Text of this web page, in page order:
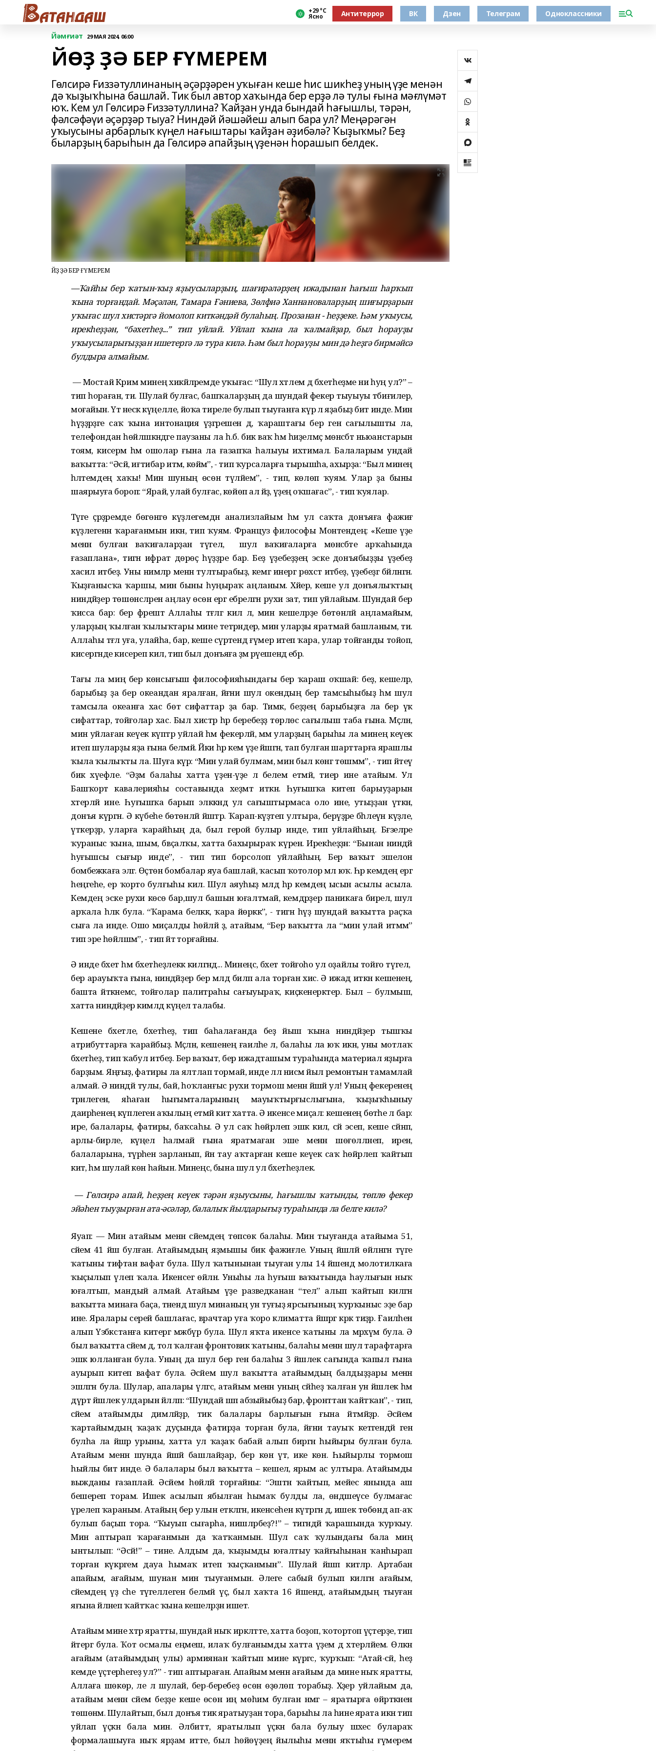
+29 °С
Ясно Антитеррор ВК Дзен Телеграм Одноклассники
Йәмғиәт 29 МАЯ 2024, 06:00
ЙӨҘ ҘӘ БЕР ҒҮМЕРЕМ
Гөлсирә Ғиззәтуллинаның әҫәрҙәрен уҡыған кеше һис шикһеҙ уның үҙе менән
дә ҡыҙыҡһына башлай. Тик был автор хаҡында бер ерҙә лә тулы ғына мәғлүмәт
юҡ. Кем ул Гөлсирә Ғиззәтуллина? Ҡайҙан унда бындай һағышлы, тәрән,
фәлсәфәүи әҫәрҙәр тыуа? Ниндәй йәшәйеш алып бара ул? Меңәрәгән
уҡыусыны арбарлыҡ күңел нағыштары ҡайҙан әҙибәлә? Ҡыҙыҡмы? Беҙ
быларҙың барыһын да Гөлсирә апайҙың үҙенән һорашып белдек.
ЙӨҘ ҘӘ БЕР ҒҮМЕРЕМ
—Ҡайһы бер ҡатын-ҡыҙ яҙыусыларҙың, шағирәләрҙең ижадынан һағыш һарҡып
ҡына торғандай. Мәҫәлән, Тамара Ғәниева, Зөлфиә Ханнановаларҙың шиғырҙарын
уҡығас шул хистәргә йомолоп киткәндәй булаһың. Прозанан - һеҙҙеке. Һәм уҡыусы,
ирекһеҙҙән, “бәхетһеҙ...” тип уйлай. Уйлап ҡына ла ҡалмайҙар, был һорауҙы
уҡыусыларығыҙҙан ишетергә лә тура килә. Һәм был һорауҙы мин дә һеҙгә бирмәйсә
булдыра алмайым.
— Мостай Кәрим минең хикәйәләремде уҡығас: “Шул хәтлем дә бәхетһеҙме ни һуң ул?” –
тип һораған, ти. Шулай булғас, башҡаларҙың да шундай фекер тыуыуы тәбиғилер,
моғайын. Үтә нескә күңелле, йоҡа тиреле булып тыуғанға күрә лә яҙабыҙ бит инде. Мин
һүҙҙәрҙәге саҡ ҡына интонация үҙгәрешен дә, ҡараштағы бер генә сағылышты ла,
телефондан һөйләшкәнәдәге паузаны ла һ.б. бик ваҡ һәм һиҙелмәҫ мөнәсәбәт ньюанстарын
тоям, кисерәм һәм ошолар ғына ла ғазапҡа һалыуы ихтимал. Балаларым ундай
ваҡытта: “Әсәй, иғтибар итмә, көймә”, - тип ҡурсаларға тырышһа, ахырҙа: “Был минең
һәләтемдең хаҡы! Мин шуның өсөн түләйем”, - тип, көлөп ҡуям. Улар ҙа быны
шаярыуға бороп: “Ярай, улай булғас, көйөп ал әйҙә, үҙеңә оҡшағас”, - тип ҡуялар.
Тәүге әҫәрҙәремде бөгөнгө күҙлегемдән анализлайым һәм ул саҡта донъяға фажиғәә
күҙлегенән ҡарағанмын икән, тип ҡуям. Француз философы Монтендең: «Кеше үҙе
менән булған ваҡиғаларҙан түгел, ә шул ваҡиғаларға мөнәсәбәте арҡаһында
ғазаплана», тигән ифрат дөрөҫ һүҙҙәре бар. Беҙ үҙебеҙҙең эске донъябыҙҙы үҙебеҙ
хасил итәбеҙ. Уны нимәләр менән тултырабыҙ, кемгә инергә рөхсәт итәбеҙ, үҙебеҙгә бәйләнгән.
Ҡыҙғанысҡа ҡаршы, мин быны һуңыраҡ аңланым. Хәйер, кеше ул донъялыҡтың
ниндәйҙер төшөнсәләрен аңлау өсөн ергә ебәрелгән рухи зат, тип уйлайым. Шундай бер
ҡисса бар: бер фәрештә Аллаһы тәғәләгә килә лә, мин кешеләрҙе бөтөнләй аңламайым,
уларҙың ҡылған ҡылыҡтары мине тетрәндерә, мин уларҙы яратмай башланым, ти.
Аллаһы тәғәлә уға, улайһа, бар, кеше сүрәтендә ғүмер итеп ҡара, улар тойғанды тойоп,
кисергәнде кисереп кил, тип был донъяға әҙәм рәүешендә ебәрә.
Тағы ла миңә бер көнсығыш философияһындағы бер ҡараш оҡшай: беҙ, кешеләр,
барыбыҙ ҙа бер океандан яралған, йәғни шул окендың бер тамсыһыбыҙ һәм шул
тамсыла океанға хас бөтә сифаттар ҙа бар. Тимәк, беҙҙең барыбыҙға ла бер үк
сифаттар, тойғолар хас. Был хистәр һәр беребеҙҙә төрлөсә сағылыш таба ғына. Мәҫәлән,
мин уйлаған кеүек күптәр уйлай һәм фекерләй, әммә уларҙың барыһы ла минең кеүек
итеп шуларҙы яҙа ғына белмәй. Йәки һәр кем үҙе йәшәгән, тап булған шарттарға ярашлы
ҡыла ҡылыҡты ла. Шуға күрә: “Мин улай булмам, мин был көнгә төшмәм”, - тип әйтеү
бик хәүефле. “Әҙәм балаһы хатта үҙен-үҙе лә белем етмәй, тиер ине атайым. Ул
Башҡорт кавалерияһы составында хеҙмәт иткән. Һуғышҡа китеп барыуҙарын
хәтерләй ине. Һуғышҡа барып эләккәндә ул сағыштырмаса оло ине, утыҙҙан үткән,
донъя күргән. Ә күбеһе бөтөнләй йәштәр. Ҡарап-күҙәтеп ултыра, берәүҙәре бәһлеүән кәүҙәле,
үткерҙәр, уларға ҡарайһың да, был герой булыр инде, тип уйлайһың. Бәғзеләре
ҡураныс ҡына, шым, бвҫалҡы, хатта бахырыраҡ күренә. Ирекһеҙҙән: “Бынан ниндәй
һуғышсы сығыр инде”, - тип тип борсолоп уйлайһың. Бер ваҡыт эшелон
бомбежкаға эләгә. Өҫтөн бомбалар яуа башлай, ҡасып ҡотолор әмәл юҡ. Һәр кемдең ергә
һеңгеһе, ер ҡорто булғыһы килә. Шул аяуһыҙ мәлдә һәр кемдең ысын асылы асыла.
Кемдең эске рухи көсө бар,шул башын юғалтмай, кемдәрҙер паникаға бирелә, шул
арҡала һәләк була. “Ҡарама беләккә, ҡара йөрәккә”, - тигән һүҙ шундай ваҡытта раҫҡа
сыға ла инде. Ошо миҫалды һөйләй ҙә, атайым, “Бер ваҡытта ла “мин улай итмәм”
тип эре һөйләшмә”, - тип әйтә торғайны.
Ә инде бәхет һәм бәхетһеҙлеккә килгәндә... Минеңсә, бәхет тойғоһо ул оҙайлы тойғо түгел, ә
бер арауыҡта ғына, ниндәйҙер бер мәлдә биләп ала торған хис. Ә ижад иткән кешенең,
башта әйткәнемсә, тойғолар палитраһы сағыуыраҡ, киҫкенерәктер. Был – булмыш,
хатта ниндәйҙер кимәлдә күңел талабы.
Кешене бәхетле, бәхетһеҙ, тип баһалағанда беҙ йыш ҡына ниндәйҙер тышҡы
атрибуттарға ҡарайбыҙ. Мәҫәлән, кешенең ғаиләһе лә, балаһы ла юҡ икән, уны мотлаҡ
бәхетһеҙ, тип ҡабул итәбеҙ. Бер ваҡыт, бер ижадташым тураһында материал яҙырға
барҙым. Яңғыҙ, фатиры ла ялтлап тормай, инде әллә нисәмә йыл ремонтын тамамлай
алмай. Ә ниндәй тулы, бай, һоҡланғыс рухи тормош менән йәшәй ул! Уның фекеренең
тәрәнлегенә, яһаған һығымталарының мауыҡтырғыслығына, ҡыҙыҡһыныу
даирәһенең күплегенә аҡылың етмәй китә хатта. Ә икенсе миҫал: кешенең бөтәһе лә бар:
ире, балалары, фатиры, баҡсаһы. Ә ул саҡ һөйрәлеп эшкә килә, сәй эсеп, кеше сәйнәп,
арлы-бирле, күңел һалмай ғына яратмаған эше менән шөғөлләнеп, иренә,
балаларына, түрәһенә зарланып, йәнә тау аҡтарған кеше кеүек саҡ һөйрәлеп ҡайтып
китә, һәм шулай көн һайын. Минеңсә, бына шул ул бәхетһеҙлек.
— Гөлсирә апай, һеҙҙең кеүек тәрән яҙыусыны, һағышлы ҡатынды, төплө фекер
эйәһен тыуҙырған ата-әсәләр, балалыҡ йылдарығыҙ тураһында ла белге килә?
Яуап: — Мин атайым менән әсәйемдең төпсөк балаһы. Мин тыуғанда атайыма 51,
әсәйемә 41 йәш булған. Атайымдың яҙмышы бик фажиғәле. Уның йәшләй өйләнгән тәүге
ҡатыны тифтан вафат була. Шул ҡатынынан тыуған улы 14 йәшендә молотилкаға
ҡыҫылып үлеп ҡала. Икенсегә өйләнә. Уныһы ла һуғыш ваҡытында һаулығын ныҡ
юғалтып, мандый алмай. Атайым үҙе разведканан “тел” алып ҡайтып килгән
ваҡытта минаға баҫа, тәнендә шул минаның ун туғыҙ ярсығының ҡурҡыныс эҙе бар
ине. Яралары серей башлағас, врачтар уға ҡоро климатта йәшәргә кәрәк тиҙәр. Ғаиләһен
алып Үзбәкстанға китергә мәжбүр була. Шул яҡта икенсе ҡатыны ла мәрхүм була. Ә
был ваҡытта әсәйем дә, тол ҡалған фронтовик ҡатыны, балаһы менән шул тарафтарға
эшкә юлланған була. Уның да шул бер генә балаһы 3 йәшлек сағында ҡапыл ғына
ауырып китеп вафат була. Әсәйем шул ваҡытта атайымдың балдыҙҙары менән
эшләгән була. Шулар, апалары үлгәс, атайым менән уның әсәйһеҙ ҡалған ун йәшлек һәм
дүрт йәшлек улдарын йәлләп: “Шундай шәп абзыйыбыҙ бар, фронттан ҡайтҡан”, - тип,
әсәйемә атайымды димләйҙәр, тик балалары барлығын ғына әйтмәйҙәр. Әсәйем
ҡартайымдың ҡаҙаҡ дуҫында фатирҙа торған була, йәғни тауыҡ кетәгендәй генә
булһа ла йәшәр урыны, хатта ул ҡаҙаҡ бабай алып биргән һыйыры булған була.
Атайым менән шунда йәшәй башлайҙар, бер көн үтә, ике көн. Һыйырлы тормош
һыйлы бит инде. Ә балалары был ваҡытта – кешелә, ярым ас ултыра. Атайымды
выжданы ғазаплай. Әсәйем һөйләй торғайны: “Эштән ҡайтып, мейес янында аш
бешереп торам. Ишек асылып ябылған һымаҡ булды ла, өндәшеүсе булмағас
үрелеп ҡараным. Атайың бер улын етәкләгән, икенсеһен күтәргән дә, ишек төбөндә ап-аҡ
булып баҫып тора. “Ҡыуып сығарһа, нишләрбеҙ?!” – тигәндәй ҡарашында ҡурҡыу.
Мин аптырап ҡарағанмын да ҡатҡанмын. Шул саҡ ҡулындағы бала миңә
ынтылып: “Әсәй!” – тине. Алдым да, ҡыҙымды юғалтыу ҡайғыһынан ҡанһырап
торған күкрәгемә дауа һымаҡ итеп ҡыҫҡанмын”. Шулай йәшәп китәләр. Артабан
апайым, ағайым, шунан мин тыуғанмын. Әлеге сабый булып килгән ағайым,
әсәйемдең үҙ әсәһе түгеллеген белмәй үҫә, был хаҡта 16 йәшендә, атайымдың тыуған
яғына әйләнеп ҡайтҡас ҡына кешеләрҙән ишетә.
Атайым мине хәтәр яратты, шундай ныҡ иркәләтте, хатта боҙоп, ҡотортоп үҫтерҙе, тип
әйтергә була. Ҡот осмалы еңмеш, илаҡ булғанымды хатта үҙем дә хәтерләйем. Өлкән
ағайым (атайымдың улы) армиянан ҡайтып мине күргәс, ҡурҡып: “Атай-әсәй, һеҙ
кемде үҫтерәһегеҙ ул?” - тип аптыраған. Апайым менән ағайым да мине ныҡ яратты,
Аллаға шөкөр, әле лә шулай, бер-беребеҙ өсөн өҙөлөп торабыҙ. Хәҙер уйлайым да,
атайым менән әсәйем беҙҙе кеше өсөн иң мөһим булған нәмәгә – яратырға өйрәткәнен
төшөнәм. Шулайтып, был донъя тик яратыуҙан тора, барыһы ла һине ярата икән тип
уйлап үҫкән бала мин. Әлбиттә, яратылып үҫкән бала булыу шәхес булараҡ
формалашыуға ныҡ ярҙам итте, был һөйөүҙең йылыһы менән яҡтыһы ғүмерем